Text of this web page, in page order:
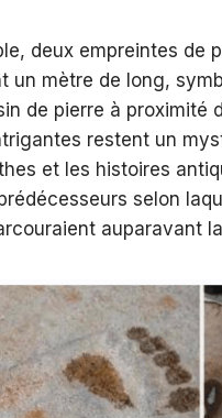
deux empreintes de
un mètre de long,
de pierre à
restent un
et les histoires
selon
auparavant